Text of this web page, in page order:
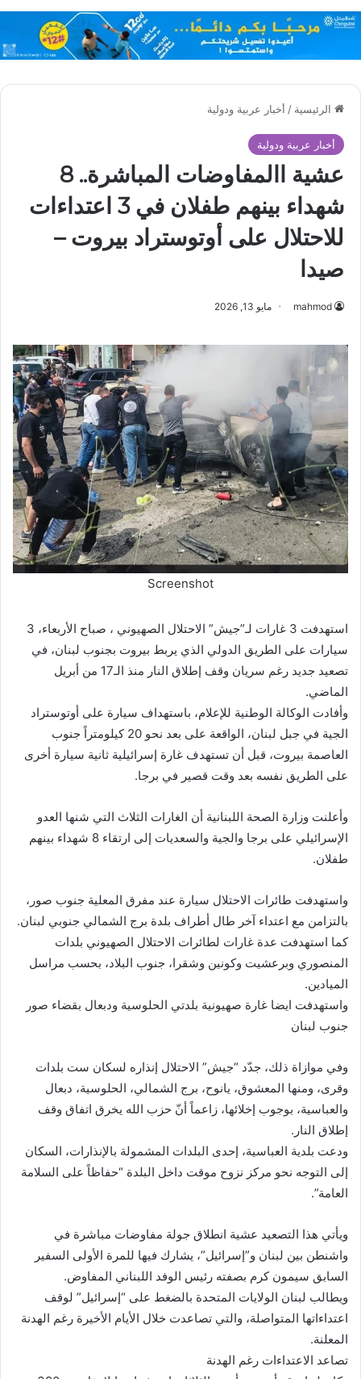
الرئيسية / أخبار عربية ودولية
أخبار عربية ودولية
عشية االمفاوضات المباشرة.. 8
شهداء بينهم طفلان في 3 اعتداءات
للاحتلال على أوتوستراد بيروت –
صيدا
mahmod مايو 13, 2026
Screenshot
استهدفت 3 غارات لـ”جيش” الاحتلال الصهيوني ، صباح الأربعاء، 3
سيارات على الطريق الدولي الذي يربط بيروت بجنوب لبنان، في
تصعيد جديد رغم سريان وقف إطلاق النار منذ الـ17 من أبريل
الماضي.
وأفادت الوكالة الوطنية للإعلام، باستهداف سيارة على أوتوستراد
الجية في جبل لبنان، الواقعة على بعد نحو 20 كيلومتراً جنوب
العاصمة بيروت، قبل أن تستهدف غارة إسرائيلية ثانية سيارة أخرى
على الطريق نفسه بعد وقت قصير في برجا.
وأعلنت وزارة الصحة اللبنانية أن الغارات الثلاث التي شنها العدو
الإسرائيلي على برجا والجية والسعديات إلى ارتقاء 8 شهداء بينهم
طفلان.
واستهدفت طائرات الاحتلال سيارة عند مفرق المعلية جنوب صور،
بالتزامن مع اعتداء آخر طال أطراف بلدة برج الشمالي جنوبي لبنان.
كما استهدفت عدة غارات لطائرات الاحتلال الصهيوني بلدات
المنصوري وبرعشيت وكونين وشقرا، جنوب البلاد، بحسب مراسل
الميادين.
واستهدفت ايضا غارة صهيونية بلدتي الحلوسية ودبعال بقضاء صور
جنوب لبنان
وفي موازاة ذلك، جدّد “جيش” الاحتلال إنذاره لسكان ست بلدات
وقرى، ومنها المعشوق، يانوح، برج الشمالي، الحلوسية، دبعال
والعباسية، بوجوب إخلائها، زاعماً أنّ حزب الله يخرق اتفاق وقف
إطلاق النار.
ودعت بلدية العباسية، إحدى البلدات المشمولة بالإنذارات، السكان
إلى التوجه نحو مركز نزوح موقت داخل البلدة “حفاظاً على السلامة
العامة”.
ويأتي هذا التصعيد عشية انطلاق جولة مفاوضات مباشرة في
واشنطن بين لبنان و”إسرائيل”، يشارك فيها للمرة الأولى السفير
السابق سيمون كرم بصفته رئيس الوفد اللبناني المفاوض.
ويطالب لبنان الولايات المتحدة بالضغط على “إسرائيل” لوقف
اعتداءاتها المتواصلة، والتي تصاعدت خلال الأيام الأخيرة رغم الهدنة
المعلنة.
تصاعد الاعتداءات رغم الهدنة